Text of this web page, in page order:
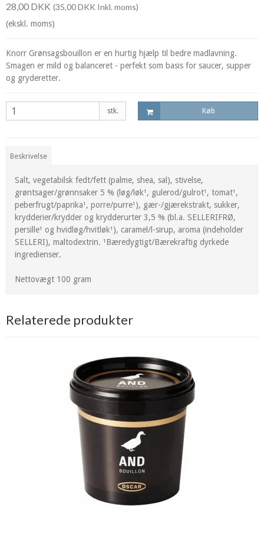
28,00 DKK (35,00 DKK Inkl. moms)
(ekskl. moms)
Knorr Grønsagsbouillon er en hurtig hjælp til bedre madlavning.
Smagen er mild og balanceret - perfekt som basis for saucer, supper
og gryderetter.
stk. Køb
Beskrivelse
Salt, vegetabilsk fedt/fett (palme, shea, sal), stivelse,
grøntsager/grønnsaker 5 % (løg/løk¹, gulerod/gulrot¹, tomat¹,
peberfrugt/paprika¹, porre/purre¹), gær-/gjærekstrakt, sukker,
krydderier/krydder og krydderurter 3,5 % (bl.a. SELLERIFRØ,
persille¹ og hvidløg/hvitløk¹), caramel/l-sirup, aroma (indeholder
SELLERI), maltodextrin. ¹Bæredygtigt/Bærekraftig dyrkede
ingredienser.
Nettovægt 100 gram
Relaterede produkter